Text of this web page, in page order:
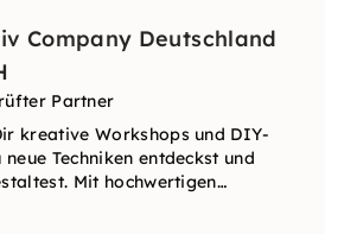
Company Deutschland
Partner
kreative Workshops und DIY-
Techniken entdeckst und
Mit hochwertigen